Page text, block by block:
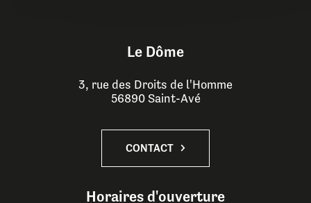
Le Dôme
3, rue des Droits de l'Homme
56890 Saint-Avé
CONTACT
Horaires d'ouverture